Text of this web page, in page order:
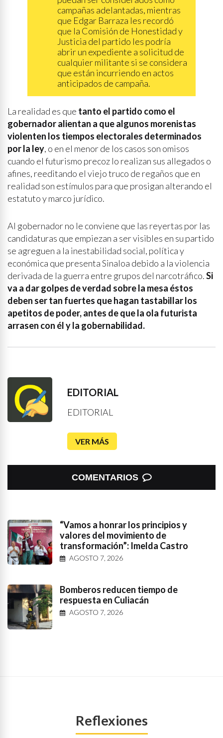
campañas adelantadas, mientras
que Edgar Barraza les recordó
que la Comisión de Honestidad y
Justicia del partido les podría
abrir un expediente a solicitud de
cualquier militante si se considera
que están incurriendo en actos
anticipados de campaña.
La realidad es que tanto el partido como el
gobernador alientan a que algunos morenistas
violenten los tiempos electorales determinados
por la ley, o en el menor de los casos son omisos
cuando el futurismo precoz lo realizan sus allegados o
afines, reeditando el viejo truco de regaños que en
realidad son estímulos para que prosigan alterando el
estatuto y marco jurídico.
Al gobernador no le conviene que las reyertas por las
candidaturas que empiezan a ser visibles en su partido
se agreguen a la inestabilidad social, política y
económica que presenta Sinaloa debido a la violencia
derivada de la guerra entre grupos del narcotráfico.Si
va a dar golpes de verdad sobre la mesa éstos
deben ser tan fuertes que hagan tastabillar los
apetitos de poder, antes de que la ola futurista
arrasen con él y la gobernabilidad.
EDITORIAL
EDITORIAL
VER MÁS
COMENTARIOS
“Vamos a honrar los principios y
valores del movimiento de
transformación”: Imelda Castro
AGOSTO 7, 2026
Bomberos reducen tiempo de
respuesta en Culiacán
AGOSTO 7, 2026
Reflexiones